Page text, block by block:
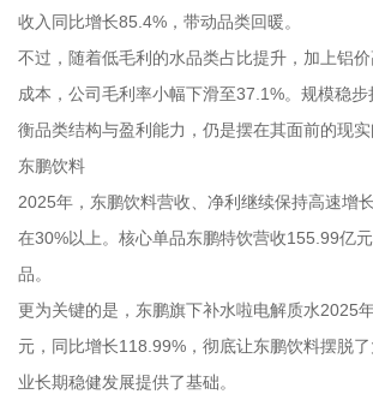
收入同比增长85.4%，带动品类回暖。
不过，随着低毛利的水品类占比提升，加上铝
成本，公司毛利率小幅下滑至37.1%。规模稳
衡品类结构与盈利能力，仍是摆在其面前的现实
东鹏饮料
2025年，东鹏饮料营收、净利继续保持高速增
在30%以上。核心单品东鹏特饮营收155.99亿
品。
更为关键的是，东鹏旗下补水啦电解质水2025
元，同比增长118.99%，彻底让东鹏饮料摆脱
业长期稳健发展提供了基础。